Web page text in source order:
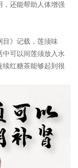
，还能帮助人体增强
目》记载，莲须味
中可以间莲须放入水
续红糖茶能够起到很